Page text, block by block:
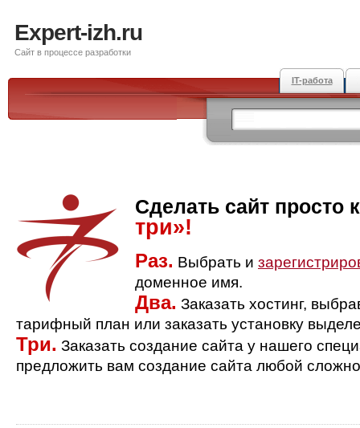
Expert-izh.ru
Сайт в процессе разработки
IT-работа
Сделать сайт просто
три»!
Раз. Выбрать и
доменное имя.
Два. Заказать хостинг,
тарифный план или заказать установку
Три. Заказать создание сайта у нашего
предложить вам создание сайта любой